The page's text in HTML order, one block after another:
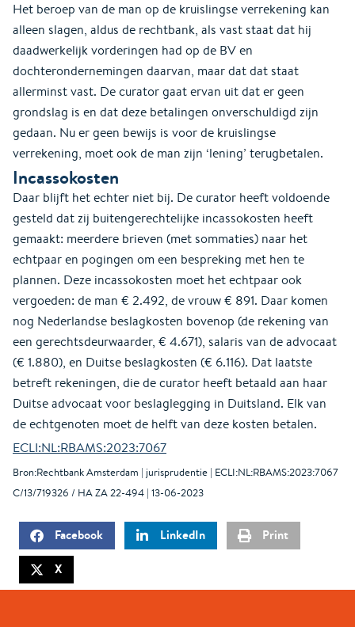
Het beroep van de man op de kruislingse verrekening kan
alleen slagen, aldus de rechtbank, als vast staat dat hij
daadwerkelijk vorderingen had op de BV en
dochterondernemingen daarvan, maar dat dat staat
allerminst vast. De curator gaat ervan uit dat er geen
grondslag is en dat deze betalingen onverschuldigd zijn
gedaan. Nu er geen bewijs is voor de kruislingse
verrekening, moet ook de man zijn ‘lening’ terugbetalen.
Incassokosten
Daar blijft het echter niet bij. De curator heeft voldoende
gesteld dat zij buitengerechtelijke incassokosten heeft
gemaakt: meerdere brieven (met sommaties) naar het
echtpaar en pogingen om een bespreking met hen te
plannen. Deze incassokosten moet het echtpaar ook
vergoeden: de man € 2.492, de vrouw € 891. Daar komen
nog Nederlandse beslagkosten bovenop (de rekening van
een gerechtsdeurwaarder, € 4.671), salaris van de advocaat
(€ 1.880), en Duitse beslagkosten (€ 6.116). Dat laatste
betreft rekeningen, die de curator heeft betaald aan haar
Duitse advocaat voor beslaglegging in Duitsland. Elk van
de echtgenoten moet de helft van deze kosten betalen.
ECLI:NL:RBAMS:2023:7067
Bron:Rechtbank Amsterdam | jurisprudentie | ECLI:NL:RBAMS:2023:7067
C/13/719326 / HA ZA 22-494 | 13-06-2023
Facebook LinkedIn Print
X